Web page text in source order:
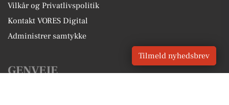
Vilkår og Privatlivspolitik
Kontakt VORES Digital
Administrer samtykke
GENVEJE
Tilmeld nyhedsbrev